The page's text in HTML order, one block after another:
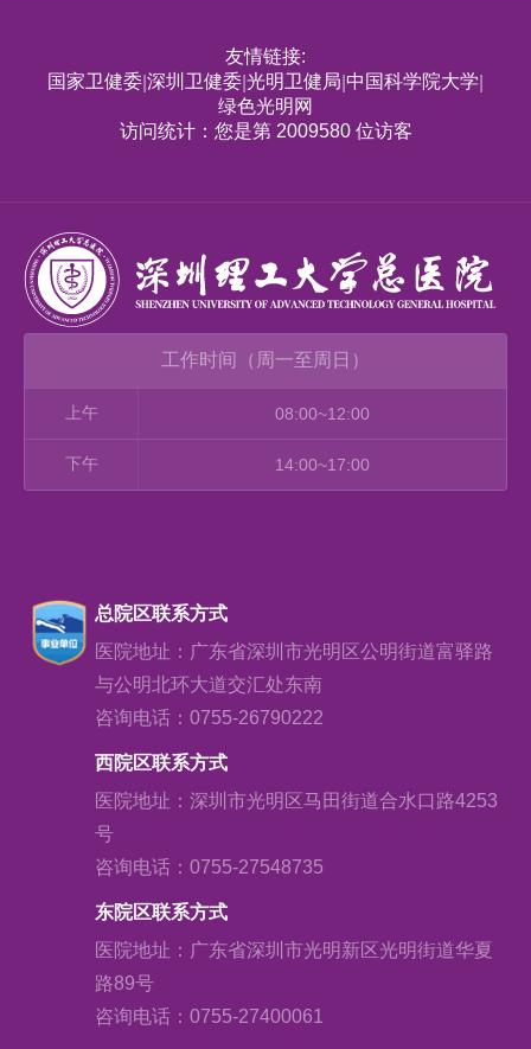
友情链接:
国家卫健委 深圳卫健委 光明卫健局 中国科学院大学
绿色光明网
访问统计：您是第 2009580 位访客
工作时间（周一至周日）
上午 08:00~12:00
下午 14:00~17:00
总院区联系方式
医院地址：广东省深圳市光明区公明街道富驿路
与公明北环大道交汇处东南
咨询电话：0755-26790222
西院区联系方式
医院地址：深圳市光明区马田街道合水口路4253
号
咨询电话：0755-27548735
东院区联系方式
医院地址：广东省深圳市光明新区光明街道华夏
路89号
咨询电话：0755-27400061